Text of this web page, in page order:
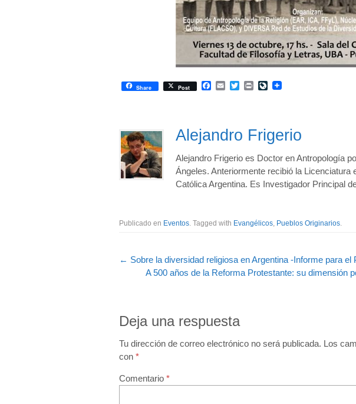
Share Post Facebook
EmailTwitterPrintLiveJournal
Alejandro Frigerio
Alejandro Frigerio es Doctor en Antropología
Ángeles. Anteriormente recibió la Licenciatura
Católica Argentina. Es Investigador Principal
Publicado en Eventos. Tagged with Evangélicos, Pueblos Originarios.
← Sobre la diversidad religiosa en Argentina -Informe para el
A 500 años de la Reforma Protestante: su dimensión
Deja una respuesta
Tu dirección de correo electrónico no será publicada. Los
con *
Comentario *